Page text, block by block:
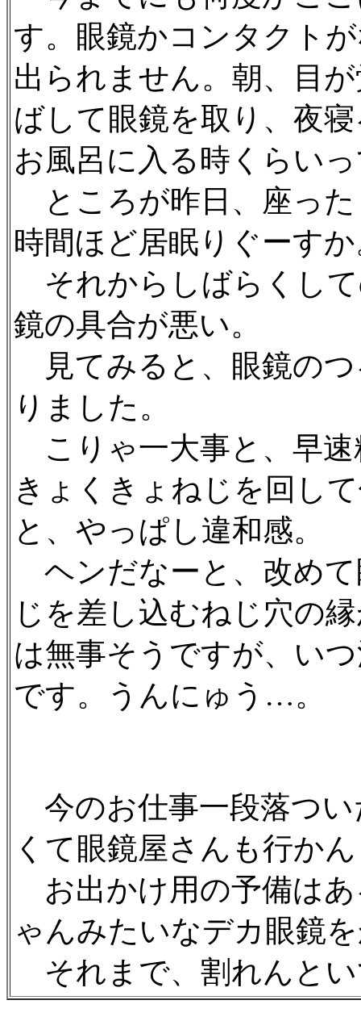
す。眼鏡かコンタクト
出られません。朝、目
ばして眼鏡を取り、夜
お風呂に入る時くらい
ところが昨日、座っ
時間ほど居眠りぐーす
それからしばらくし
鏡の具合が悪い。
見てみると、眼鏡の
りました。
こりゃ一大事と、早速
きょくきょねじを回し
と、やっぱし違和感。
ヘンだなーと、改め
じを差し込むねじ穴の
は無事そうですが、い
です。うんにゅう…。
今のお仕事一段落つ
くて眼鏡屋さんも行か
お出かけ用の予備は
ゃんみたいなデカ眼鏡
それまで、割れんと